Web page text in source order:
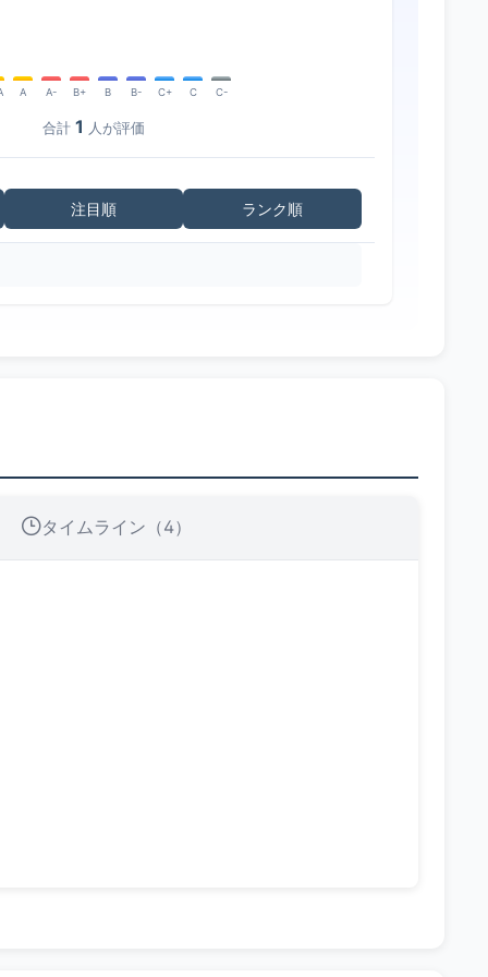
A A- B+ B B- C+ C C-
合計 1 人が評価
注目順 ランク順
タイムライン（4）